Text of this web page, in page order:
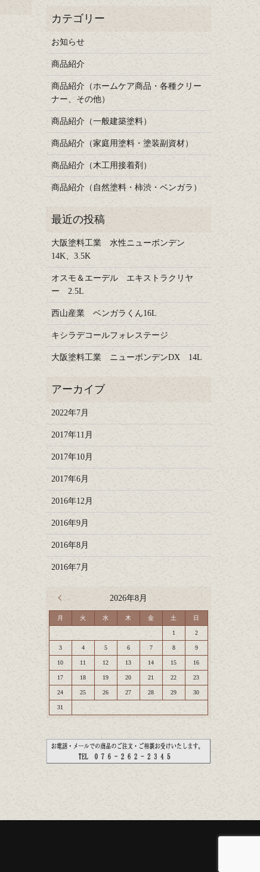
お知らせ
商品紹介
商品紹介（ホームケア商品・各種クリー
ナー、その他）
商品紹介（一般建築塗料）
商品紹介（家庭用塗料・塗装副資材）
商品紹介（木工用接着剤）
商品紹介（自然塗料・柿渋・ベンガラ）
大阪塗料工業 水性ニューボンデン
14K、3.5K
オスモ＆エーデル エキストラクリヤ
ー 2.5L
西山産業 ベンガラくん16L
キシラデコールフォレステージ
大阪塗料工業 ニューボンデンDX 14L
2022年7月
2017年11月
2017年10月
2017年6月
2016年12月
2016年9月
2016年8月
2016年7月
2026年8月
月 火 水 木 金 土 日
1 2
3 4 5 6 7 8 9
10 11 12 13 14 15 16
17 18 19 20 21 22 23
24 25 26 27 28 29 30
31